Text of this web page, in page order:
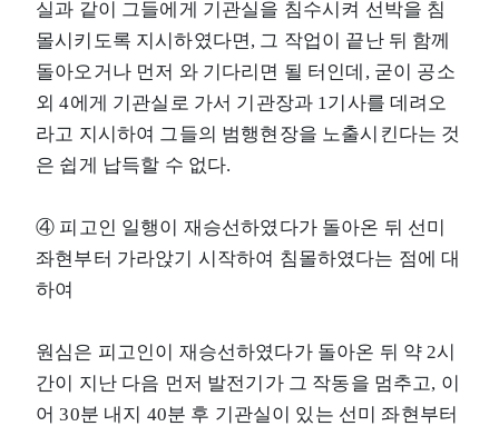
실과 같이 그들에게 기관실을 침수시켜 선박을 침
몰시키도록 지시하였다면, 그 작업이 끝난 뒤 함께
돌아오거나 먼저 와 기다리면 될 터인데, 굳이 공소
외 4에게 기관실로 가서 기관장과 1기사를 데려오
라고 지시하여 그들의 범행현장을 노출시킨다는 것
은 쉽게 납득할 수 없다.
④ 피고인 일행이 재승선하였다가 돌아온 뒤 선미
좌현부터 가라앉기 시작하여 침몰하였다는 점에 대
하여
원심은 피고인이 재승선하였다가 돌아온 뒤 약 2시
간이 지난 다음 먼저 발전기가 그 작동을 멈추고, 이
어 30분 내지 40분 후 기관실이 있는 선미 좌현부터